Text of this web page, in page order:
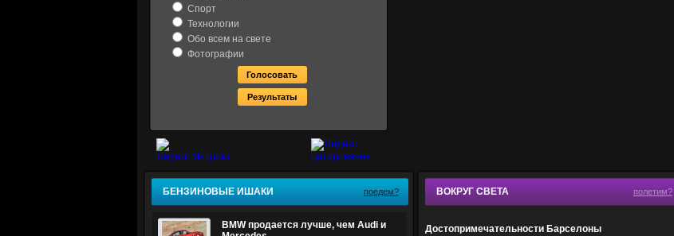
Спорт
Технологии
Обо всем на свете
Фотографии
БЕНЗИНОВЫЕ ИШАКИ поедем?
BMW продается лучше, чем Audi и
ВОКРУГ СВЕТА полетим?
Достопримечательности Барселоны